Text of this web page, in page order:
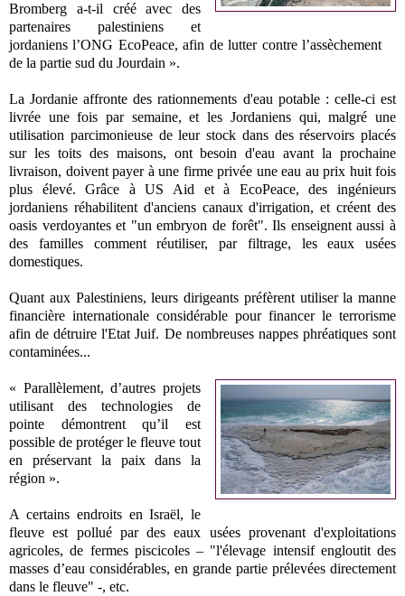
Bromberg a-t-il créé avec des
partenaires palestiniens et
jordaniens l’ONG EcoPeace, afin de lutter contre l’assèchement
de la partie sud du Jourdain ».
La Jordanie affronte des rationnements d'eau potable : celle-ci est
livrée une fois par semaine, et les Jordaniens qui, malgré une
utilisation parcimonieuse de leur stock dans des réservoirs placés
sur les toits des maisons, ont besoin d'eau avant la prochaine
livraison, doivent payer à une firme privée une eau au prix huit fois
plus élevé. Grâce à US Aid et à EcoPeace, des ingénieurs
jordaniens réhabilitent d'anciens canaux d'irrigation, et créent des
oasis verdoyantes et "un embryon de forêt". Ils enseignent aussi à
des familles comment réutiliser, par filtrage, les eaux usées
domestiques.
Quant aux Palestiniens, leurs dirigeants préfèrent utiliser la manne
financière internationale considérable pour financer le terrorisme
afin de détruire l'Etat Juif. De nombreuses nappes phréatiques sont
contaminées...
« Parallèlement, d’autres projets
utilisant des technologies de
pointe démontrent qu’il est
possible de protéger le fleuve tout
en préservant la paix dans la
région ».
A certains endroits en Israël, le
fleuve est pollué par des eaux usées provenant d'exploitations
agricoles, de fermes piscicoles – "l'élevage intensif engloutit des
masses d’eau considérables, en grande partie prélevées directement
dans le fleuve" -, etc.